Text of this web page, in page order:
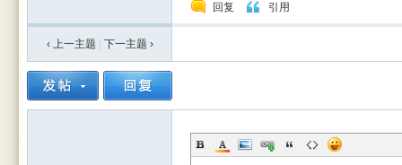
rBB
回复 引用
‹ 上一主题 下一主题 ›